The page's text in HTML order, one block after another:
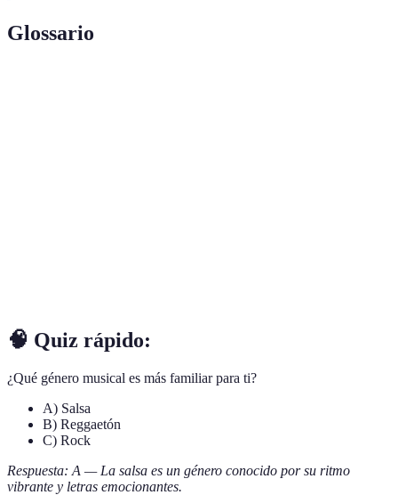
Glossario
🧠 Quiz rápido:
¿Qué género musical es más familiar para ti?
A) Salsa
B) Reggaetón
C) Rock
Respuesta: A — La salsa es un género conocido por su ritmo
vibrante y letras emocionantes.